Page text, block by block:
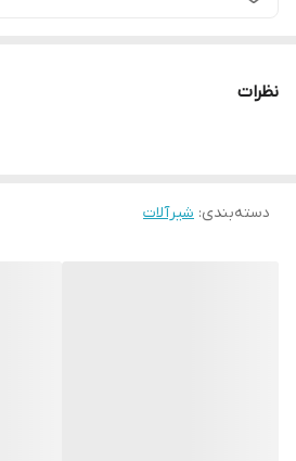
نظرات
دسته‌بندی: شیرآلات